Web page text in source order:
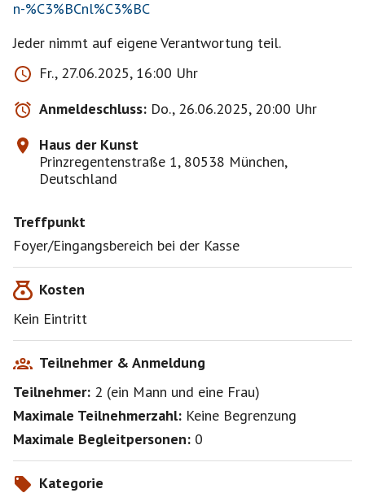
n-%C3%BCnl%C3%BC
Jeder nimmt auf eigene Verantwortung teil.
Fr., 27.06.2025, 16:00 Uhr
Anmeldeschluss: Do., 26.06.2025, 20:00 Uhr
Haus der Kunst
Prinzregentenstraße 1, 80538 München,
Deutschland
Treffpunkt
Foyer/Eingangsbereich bei der Kasse
Kosten
Kein Eintritt
Teilnehmer & Anmeldung
Teilnehmer: 2 (ein Mann und eine Frau)
Maximale Teilnehmerzahl: Keine Begrenzung
Maximale Begleitpersonen: 0
Kategorie